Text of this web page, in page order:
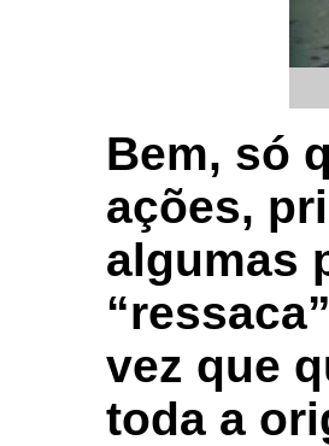
Bem, só
ações,
algumas
vez que
toda a